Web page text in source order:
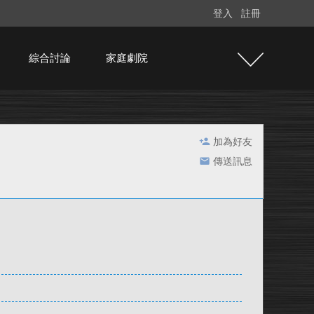
登入 註冊
綜合討論 家庭劇院
加為好友
傳送訊息